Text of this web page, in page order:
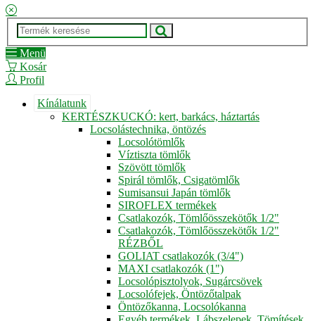
Menü
Kosár
Profil
Kínálatunk
KERTÉSZKUCKÓ: kert, barkács, háztartás
Locsolástechnika, öntözés
Locsolótömlők
Víztiszta tömlők
Szövött tömlők
Spirál tömlők, Csigatömlők
Sumisansui Japán tömlők
SIROFLEX termékek
Csatlakozók, Tömlőösszekötők 1/2"
Csatlakozók, Tömlőösszekötők 1/2"
RÉZBŐL
GOLIAT csatlakozók (3/4")
MAXI csatlakozók (1")
Locsolópisztolyok, Sugárcsövek
Locsolófejek, Öntözőtalpak
Öntözőkanna, Locsolókanna